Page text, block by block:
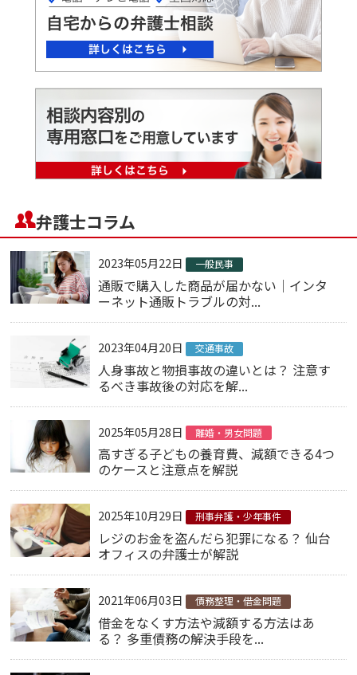
弁護士コラム
2023年05月22日 一般民事
通販で購入した商品が届かない｜インタ
ーネット通販トラブルの対...
2023年04月20日 交通事故
人身事故と物損事故の違いとは？ 注意す
るべき事故後の対応を解...
2025年05月28日 離婚・男女問題
高すぎる子どもの養育費、減額できる4つ
のケースと注意点を解説
2025年10月29日 刑事弁護・少年事件
レジのお金を盗んだら犯罪になる？ 仙台
オフィスの弁護士が解説
2021年06月03日 債務整理・借金問題
借金をなくす方法や減額する方法はあ
る？ 多重債務の解決手段を...